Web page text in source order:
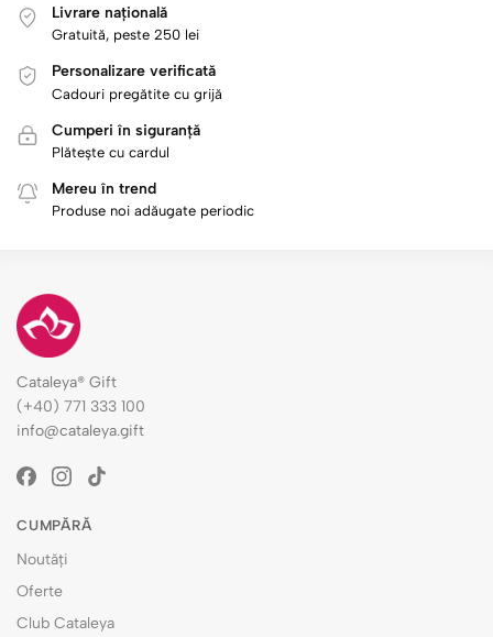
Livrare națională
Gratuită, peste 250 lei
Personalizare verificată
Cadouri pregătite cu grijă
Cumperi în siguranță
Plătește cu cardul
Mereu în trend
Produse noi adăugate periodic
Cataleya® Gift
(+40) 771 333 100
info@cataleya.gift
CUMPĂRĂ
Noutăți
Oferte
Club Cataleya